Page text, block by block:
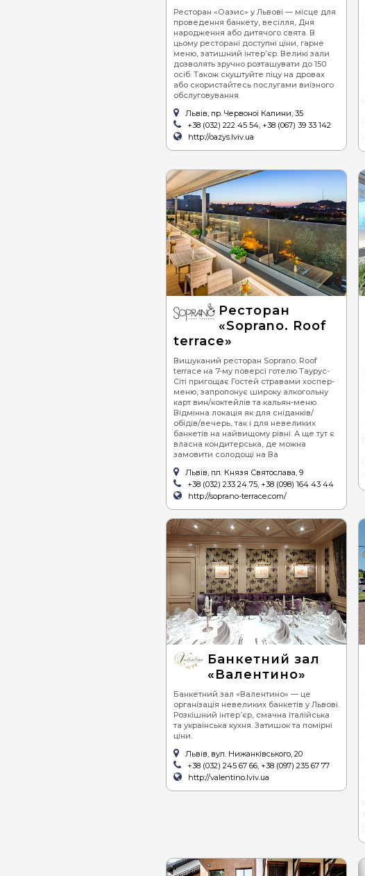
Ресторан «Оазис» у Львові — місце для
проведення банкету, весілля, Дня
народження або дитячого свята. В
цьому ресторані доступні ціни, гарне
меню, затишний інтер’єр. Великі зали
дозволять зручно розташувати до 150
осіб. Також скуштуйте піцу на дровах
або скористайтесь послугами виїзного
обслуговування.
Львів, пр. Червоної Калини, 35
+38 (032) 222 45 54, +38 (067) 39 33 142
http://oazys.lviv.ua
Ресторан
«Soprano. Roof
terrace»
Вишуканий ресторан Soprano. Roof
terrace на 7-му поверсі готелю Таурус-
Сіті пригощає Гостей стравами хоспер-
меню, запропонує широку алкогольну
карт вин/коктейлів та кальян-меню.
Відмінна локація як для сніданків/
обідів/вечерь, так і для невеликих
банкетів на найвищому рівні. А ще тут є
власна кондитерська, де можна
замовити солодощі на Ва
Львів, пл. Князя Святослава, 9
+38 (032) 233 24 75, +38 (098) 164 43 44
http://soprano-terrace.com/
Банкетний зал
«Валентино»
Банкетний зал «Валентино» — це
організація невеликих банкетів у Львові.
Розкішний інтер’єр, смачна італійська
та українська кухня. Затишок та помірні
ціни.
Львів, вул. Нижанківського, 20
+38 (032) 245 67 66, +38 (097) 235 67 77
http://valentino.lviv.ua